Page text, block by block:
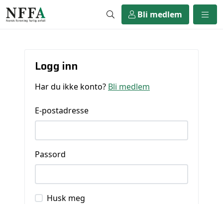
Bli medlem
Logg inn
Har du ikke konto? Bli medlem
E-postadresse
Passord
Husk meg